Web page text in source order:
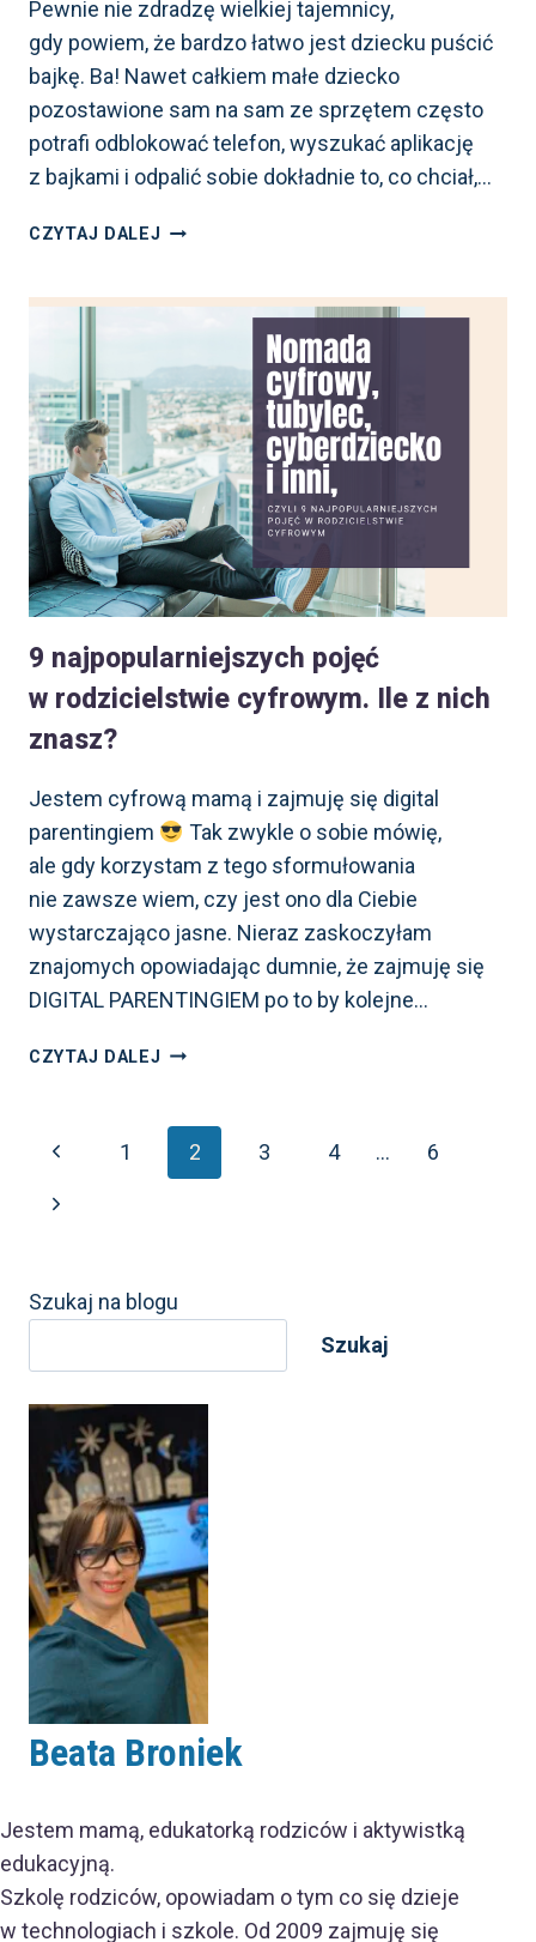
Pewnie nie zdradzę wielkiej tajemnicy,
gdy powiem, że bardzo łatwo jest dziecku puścić
bajkę. Ba! Nawet całkiem małe dziecko
pozostawione sam na sam ze sprzętem często
potrafi odblokować telefon, wyszukać aplikację
z bajkami i odpalić sobie dokładnie to, co chciał,…
CZYTAJ DALEJ PODSTAWOWA
POWINNAŚ
DZIECKO,
ZANIM
PUŚCISZ
MU BAJKĘ.
9 najpopularniejszych pojęć
w rodzicielstwie cyfrowym. Ile z nich
znasz?
Jestem cyfrową mamą i zajmuję się digital
parentingiem
Tak zwykle o sobie mówię,
ale gdy korzystam z tego sformułowania
nie zawsze wiem, czy jest ono dla Ciebie
wystarczająco jasne. Nieraz zaskoczyłam
znajomych opowiadając dumnie, że zajmuję się
DIGITAL PARENTINGIEM po to by kolejne…
CZYTAJ DALEJ 9
W RODZICIELSTWIE
CYFROWYM.
Nawigacja
Poprzednia
strona
1 2 3 4 … 6
Następna
Szukaj na blogu
Szukaj
Beata Broniek
Jestem mamą, edukatorką rodziców i aktywistką
edukacyjną.
Szkolę rodziców, opowiadam o tym co się dzieje
w technologiach i szkole. Od 2009 zajmuję się